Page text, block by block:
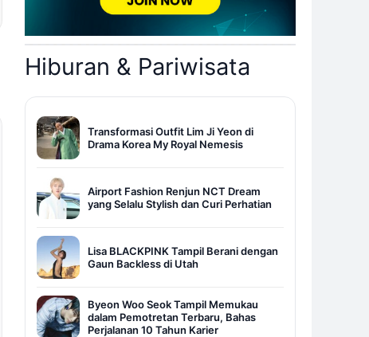
Hiburan & Pariwisata
Transformasi Outfit Lim Ji Yeon di
Drama Korea My Royal Nemesis
Airport Fashion Renjun NCT Dream
yang Selalu Stylish dan Curi Perhatian
Lisa BLACKPINK Tampil Berani dengan
Gaun Backless di Utah
Byeon Woo Seok Tampil Memukau
dalam Pemotretan Terbaru, Bahas
Perjalanan 10 Tahun Karier